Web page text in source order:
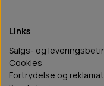
Links
Salgs- og
Cookies
Fortrydelse og